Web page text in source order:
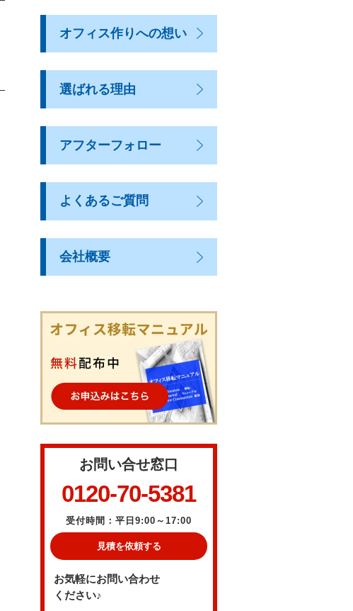
オフィス作りへの想い
選ばれる理由
アフターフォロー
よくあるご質問
会社概要
お問い合せ窓口
0120-70-5381
受付時間：平日9:00～17:00
見積を依頼する
お気軽にお問い合わせ
ください♪